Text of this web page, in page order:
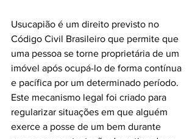
Usucapião é um direito previsto no
Código Civil Brasileiro que permite que
uma pessoa se torne proprietária de um
imóvel após ocupá-lo de forma contínua
e pacífica por um determinado período.
Este mecanismo legal foi criado para
regularizar situações em que alguém
exerce a posse de um bem durante